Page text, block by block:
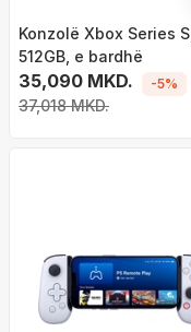
Konzolë Xbox Series S,
512GB, e bardhë
35,090 MKD.
37,018 MKD.
-5%